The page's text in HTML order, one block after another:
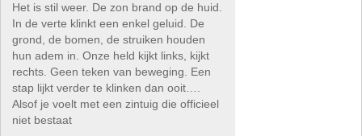
Het is stil weer. De zon brand op de huid.
In de verte klinkt een enkel geluid. De
grond, de bomen, de struiken houden
hun adem in. Onze held kijkt links, kijkt
rechts. Geen teken van beweging. Een
stap lijkt verder te klinken dan ooit….
Alsof je voelt met een zintuig die officieel
niet bestaat